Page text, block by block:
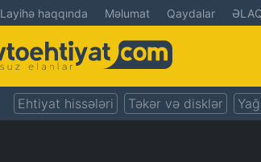
Layihə haqqında Məlumat Qaydalar
Ehtiyat hissələri Təkər və disklər